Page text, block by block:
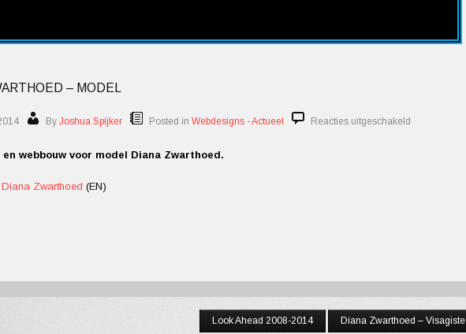
– MODEL
By Joshua Spijker Posted in Webdesigns - Actueel Reacties uitgeschakeld
webbouw voor model Diana Zwarthoed.
Zwarthoed (EN)
Look Ahead 2008-2014 Diana Zwarthoed – Visagiste